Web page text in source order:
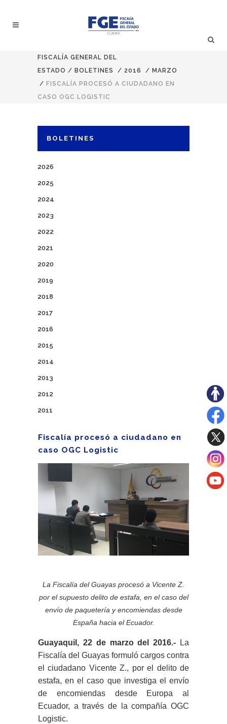
FISCALÍA GENERAL DEL
ESTADO / BOLETINES / 2016 / MARZO
/ FISCALÍA PROCESÓ A CIUDADANO EN
CASO OGC LOGISTIC
BOLETINES
2026
2025
2024
2023
2022
2021
2020
2019
2018
2017
2016
2015
2014
2013
2012
2011
Fiscalía procesó a ciudadano en
caso OGC Logistic
La Fiscalía del Guayas procesó a Vicente Z.
por el supuesto delito de estafa, en el caso del
envío de paquetería y encomiendas desde
España hacia el Ecuador.
Guayaquil, 22 de marzo del 2016.- La
Fiscalía del Guayas formuló cargos contra
el ciudadano Vicente Z., por el delito de
estafa, en el caso que investiga el envío
de encomiendas desde Europa al
Ecuador, a través de la compañía OGC
Logistic.